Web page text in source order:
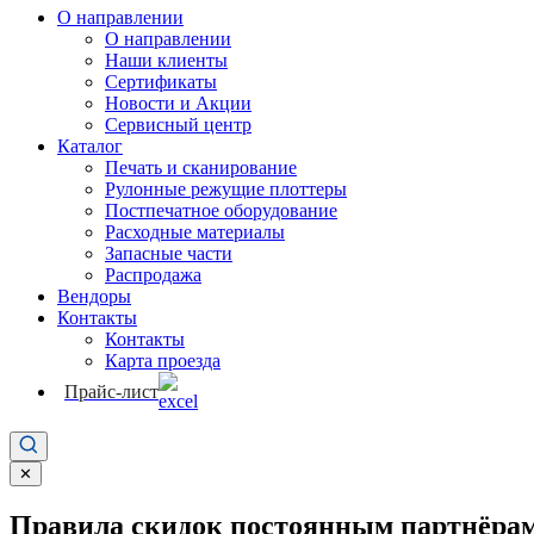
О направлении
О направлении
Наши клиенты
Сертификаты
Новости и Акции
Сервисный центр
Каталог
Печать и сканирование
Рулонные режущие плоттеры
Постпечатное оборудование
Расходные материалы
Запасные части
Распродажа
Вендоры
Контакты
Контакты
Карта проезда
Прайс-лист
✕
Правила скидок постоянным